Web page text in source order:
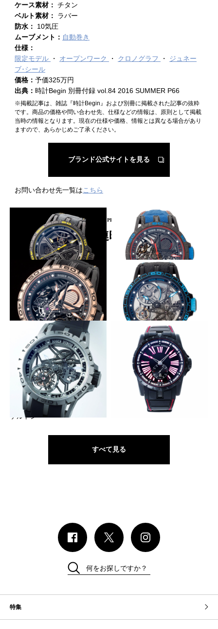
ケース素材： チタン
ベルト素材： ラバー
防水： 10気圧
ムーブメント： 自動巻き
仕様：
限定モデル
オープンワーク クロノグラフ
ジュネー
ブ･シール
価格： 予価325万円
出典： 時計Begin 別冊付録 vol.84 2016 SUMMER P66
※掲載記事は、雑誌『時計Begin』および別冊に掲載された記事の抜粋
です。商品の価格や問い合わせ先、仕様などの情報は、原則として掲載
当時の情報となります。現在の仕様や価格、情報とは異なる場合があり
ますので、あらかじめご了承ください。
ブランド公式サイトを見る
お問い合わせ先一覧はこちら
PICKUP PRODUCT
関連時計
エンジンルームに見立てたダイヤル
ROGER DUBUIS
エクスカリバー ウラカン ペル
フォマンテ
Wテンプのカラバリ
ROGER DUBUIS
エクスカリバー アヴェンタド
ール S ブルー
高精度Wテンプの〝エンジン〞搭載
ROGER DUBUIS
エクスカリバー アヴェンタド
ール S ピンクゴールド
F1のロマンを伝える
ROGER DUBUIS
エクスカリバー スパイダー ピ
レリ オートマティック スケル
クモの巣に見立てた星型フレーム
ROGER DUBUIS
エクスカリバー スパイダー
フライングトゥールビヨン ス
ケルトン
ローマ数字が際立つ白×赤
ROGER DUBUIS
エクスカリバー 45 オートマテ
すべて見る
特集
何をお探しですか？